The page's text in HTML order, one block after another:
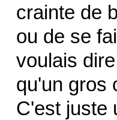
crainte de
ou de se
voulais
qu'un gros
C'est juste